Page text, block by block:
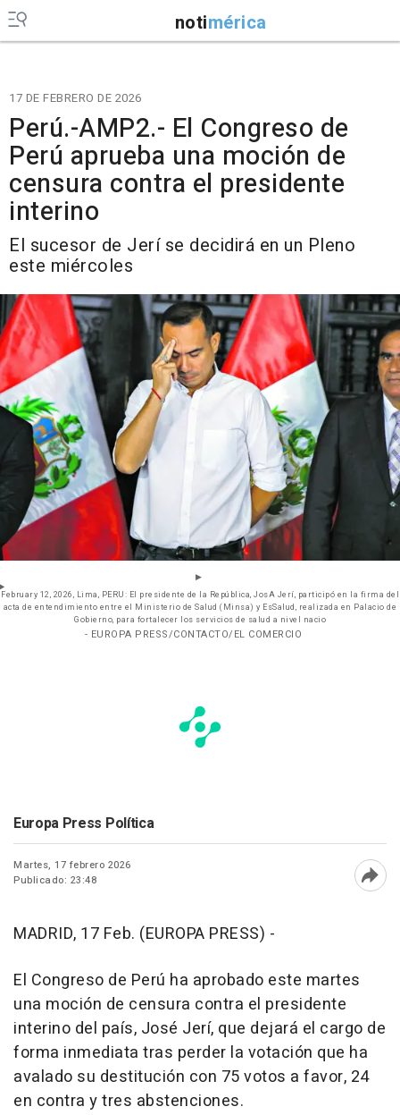
notimérica
17 DE FEBRERO DE 2026
Perú.-AMP2.- El Congreso de
Perú aprueba una moción de
censura contra el presidente
interino
El sucesor de Jerí se decidirá en un Pleno
este miércoles
February 12, 2026, Lima, PERU: El presidente de la República, JosA Jerí, participó en la firma del
acta de entendimiento entre el Ministerio de Salud (Minsa) y EsSalud, realizada en Palacio de
Gobierno, para fortalecer los servicios de salud a nivel nacio
- EUROPA PRESS/CONTACTO/EL COMERCIO
Europa Press Política
Martes, 17 febrero 2026
Publicado: 23:48
MADRID, 17 Feb. (EUROPA PRESS) -
El Congreso de Perú ha aprobado este martes
una moción de censura contra el presidente
interino del país, José Jerí, que dejará el cargo de
forma inmediata tras perder la votación que ha
avalado su destitución con 75 votos a favor, 24
en contra y tres abstenciones.